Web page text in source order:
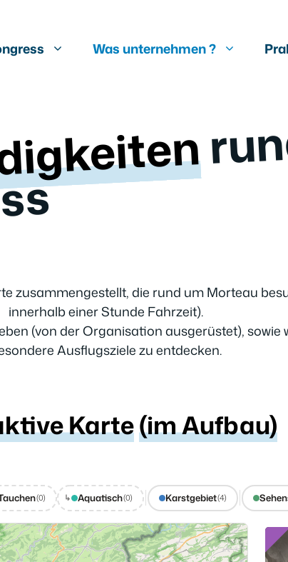
Was unternehmen ?
zusammengestellt, die rund um Morteau
innerhalb einer Stunde Fahrzeit).
(von der Organisation ausgerüstet), sowie
Ausflugsziele zu entdecken.
Karte(im Aufbau)
(0) ↳ Aquatisch(0) Karstgebiet(4)